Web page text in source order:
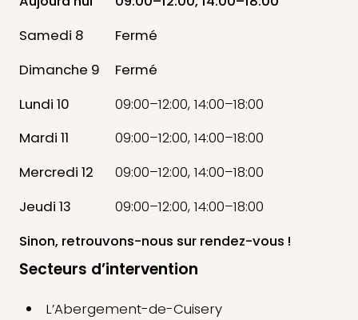
Samedi 8
Fermé
Dimanche 9
Fermé
Lundi 10
09:00–12:00, 14:00–18:00
Mardi 11
09:00–12:00, 14:00–18:00
Mercredi 12
09:00–12:00, 14:00–18:00
Jeudi 13
09:00–12:00, 14:00–18:00
Sinon, retrouvons-nous sur rendez-vous !
Secteurs d’intervention
L’Abergement-de-Cuisery